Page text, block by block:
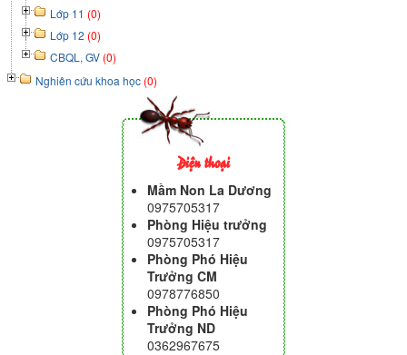
Lớp 11 (0)
Lớp 12 (0)
CBQL, GV (0)
Nghiên cứu khoa học (0)
Điện thoại
Mầm Non La Dương
0975705317
Phòng Hiệu trưởng
0975705317
Phòng Phó Hiệu
Trưởng CM
0978776850
Phòng Phó Hiệu
Trưởng ND
0362967675